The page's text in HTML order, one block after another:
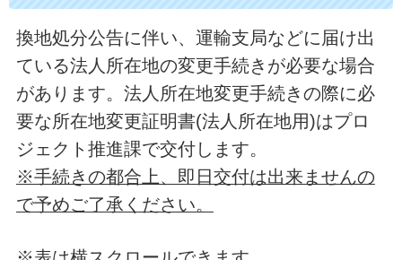
換地処分公告に伴い、運輸支局などに届け出
ている法人所在地の変更手続きが必要な場合
があります。法人所在地変更手続きの際に必
要な所在地変更証明書(法人所在地用)はプロ
ジェクト推進課で交付します。
※手続きの都合上、即日交付は出来ませんの
で予めご了承ください。